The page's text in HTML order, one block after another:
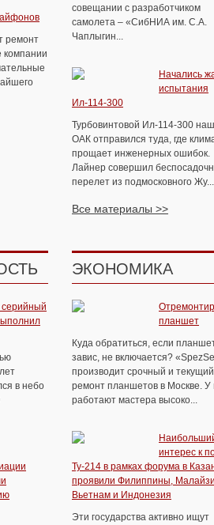
ремонт
компании
совещании с разработчиком
самолета – «СибНИА им. С.А.
Чаплыгин...
Начались
испытания
Ил-114-300
Турбовинтовой Ил-114-300
ОАК отправился туда, где
прощает инженерных ошибок.
Лайнер совершил
перелет из подмосковного Жу...
Все материалы >>
в небо
ЭКОНОМИКА
планшет
Куда обратиться, если
завис, не включается?
производит срочный и текущий
ремонт планшетов в Москве. У
работают мастера высоко...
интерес к
Ту-214 в рамках форума в
проявили Филиппины,
Вьетнам и Индонезия
Эти государства активно ищут